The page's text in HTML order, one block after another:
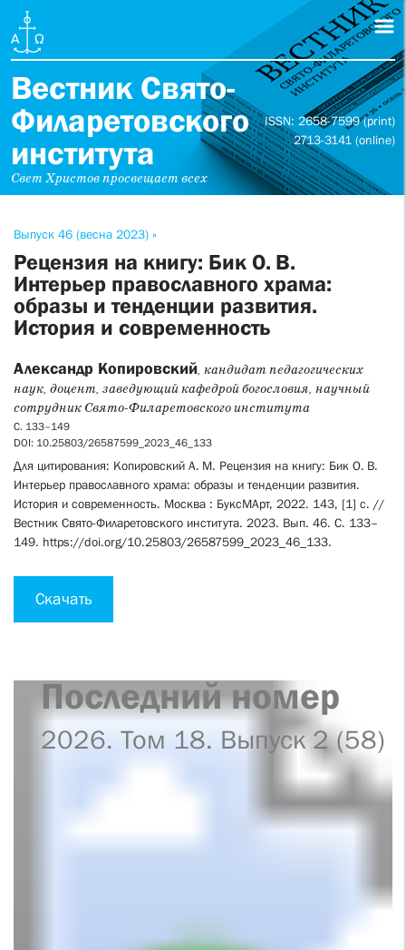
Вестник Свято-
Филаретовского
института
Свет Христов просвещает всех
ISSN: 2658-7599 (print)
2713-3141 (online)
Выпуск 46 (весна 2023) »
Рецензия на книгу: Бик О. В.
Интерьер православного храма:
образы и тенденции развития.
История и современность
Александр Копировский, кандидат педагогических
наук, доцент, заведующий кафедрой богословия, научный
сотрудник Свято-Филаретовского института
С. 133–149
DOI: 10.25803/26587599_2023_46_133
Для цитирования: Копировский А. М. Рецензия на книгу: Бик О. В.
Интерьер православного храма: образы и тенденции развития.
История и современность. Москва : БуксМАрт, 2022. 143, [1] с. //
Вестник Свято-Филаретовского института. 2023. Вып. 46. С. 133–
149. https://doi.org/10.25803/26587599_2023_46_133.
Скачать
Последний номер
2026. Том 18. Выпуск 2 (58)